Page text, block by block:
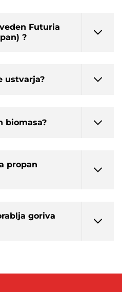
Futuria
?
ustvarja?
biomasa?
propan
goriva